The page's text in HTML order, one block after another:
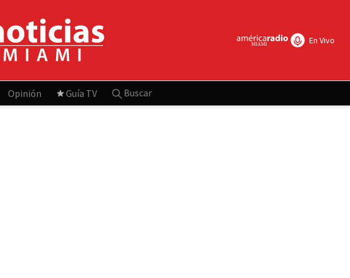
En Vivo
Opinión Guía TV Buscar